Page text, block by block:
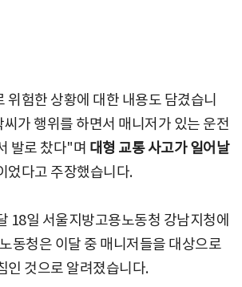
위험한 상황에 대한 내용도 담겼습니
가 행위를 하면서 매니저가 있는 운전
발로 찼다"며 대형 교통 사고가 일어날
었다고 주장했습니다.
18일 서울지방고용노동청 강남지청에
동청은 이달 중 매니저들을 대상으로
인 것으로 알려졌습니다.